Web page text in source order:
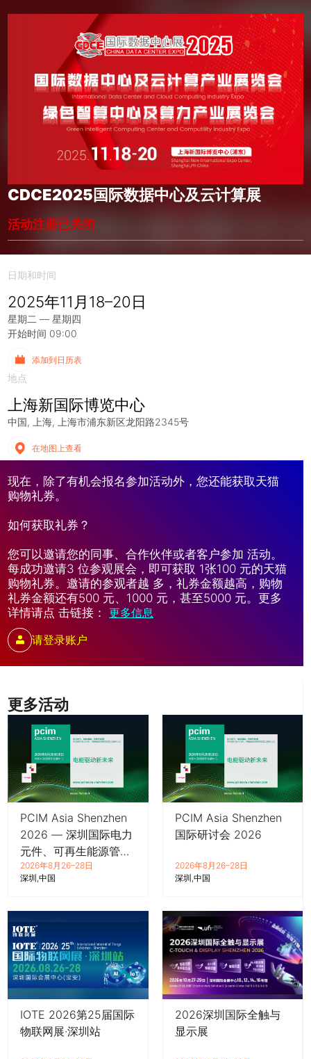
CDCE2025国际数据中心及云计算展
活动注册已关闭
更多活动
PCIM Asia Shenzhen
2026 — 深圳国际电力
元件、可再生能源管理
展览会暨研讨会
2026年8月26–28日
深圳 中国
PCIM Asia Shenzhen
国际研讨会 2026
2026年8月26–28日
深圳 中国
IOTE 2026第25届国际
物联网展·深圳站
2026深圳国际全触与
显示展
日期和时间
2025年11月18–20日
星期二 — 星期四
开始时间 09:00
添加到日历表
地点
上海新国际博览中心
中国 上海 上海市浦东新区龙阳路2345号
在地图上查看
现在，除了有机会报名参加活动外，您还能获取天猫
购物礼券。
如何获取礼券？
您可以邀请您的同事、合作伙伴或者客户参加 活动。
每成功邀请3 位参观展会，即可获取 1张100 元的天猫
购物礼券。邀请的参观者越 多，礼券金额越高，购物
礼券金额还有500 元、1000 元，甚至5000 元。更多
详情请点 击链接： 更多信息
请登录账户